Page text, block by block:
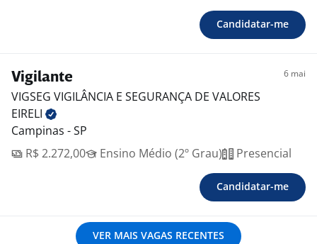
Candidatar-me
Vigilante 6 mai
VIGSEG VIGILÂNCIA E SEGURANÇA DE VALORES
EIRELI
Campinas - SP
R$ 2.272,00
Ensino Médio (2º Grau) Presencial
Candidatar-me
VER MAIS VAGAS RECENTES